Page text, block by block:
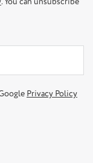
Privacy Policy